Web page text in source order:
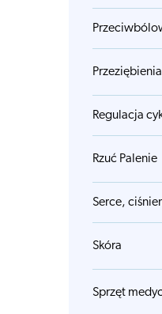
Regulacja
Rzuć Palenie
Serce,
Skóra
Sprzęt